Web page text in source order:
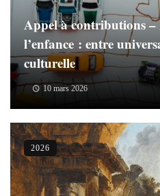
Appel à contributions –
l’enfance : entre
culturelle
10 mars 2026
2026